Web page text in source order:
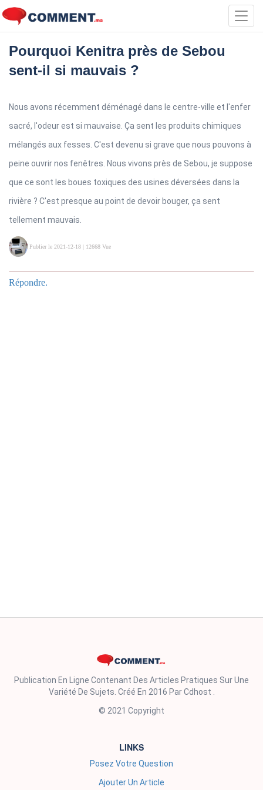
Pourquoi Kenitra près de Sebou
sent-il si mauvais ?
Nous avons récemment déménagé dans le centre-ville et l'enfer
sacré, l'odeur est si mauvaise. Ça sent les produits chimiques
mélangés aux fesses. C'est devenu si grave que nous pouvons à
peine ouvrir nos fenêtres. Nous vivons près de Sebou, je suppose
que ce sont les boues toxiques des usines déversées dans la
rivière ? C'est presque au point de devoir bouger, ça sent
tellement mauvais.
Publier le 2021-12-18 | 12668 Vue
Répondre.
Publication En Ligne Contenant Des Articles Pratiques Sur Une
Variété De Sujets. Créé En 2016 Par Cdhost .
© 2021 Copyright
LINKS
Posez Votre Question
Ajouter Un Article